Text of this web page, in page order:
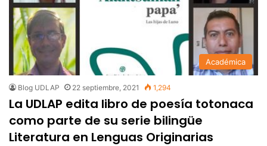
Académica
Blog UDLAP 22 septiembre, 2021 1,294
La UDLAP edita libro de poesía totonaca
como parte de su serie bilingüe
Literatura en Lenguas Originarias